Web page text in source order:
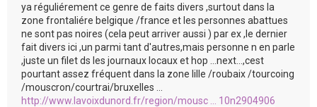
ya réguliérement ce genre de faits divers ,surtout dans la
zone frontaliére belgique /france et les personnes abattues
ne sont pas noires (cela peut arriver aussi ) par ex ,le dernier
fait divers ici ,un parmi tant d'autres,mais personne n en parle
,juste un filet ds les journaux locaux et hop ...next...,cest
pourtant assez fréquent dans la zone lille /roubaix /tourcoing
/mouscron/courtrai/bruxelles ...
http://www.lavoixdunord.fr/region/mousc ... 10n2904906